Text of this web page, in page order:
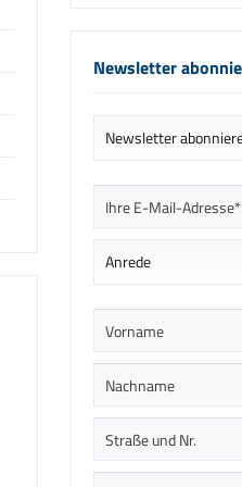
Newsletter